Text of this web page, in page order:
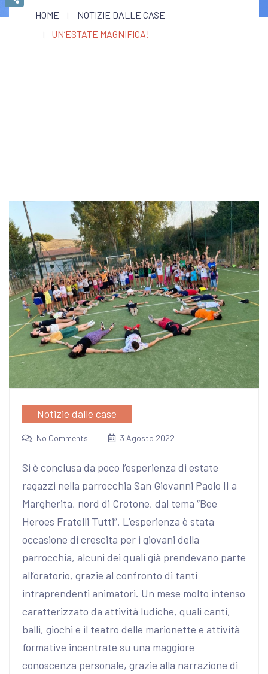
HOME
NOTIZIE DALLE CASE
UN’ESTATE MAGNIFICA!
Notizie dalle case
No Comments 3 Agosto 2022
Si è conclusa da poco l’esperienza di estate
ragazzi nella parrocchia San Giovanni Paolo II a
Margherita, nord di Crotone, dal tema “Bee
Heroes Fratelli Tutti”. L’esperienza è stata
occasione di crescita per i giovani della
parrocchia, alcuni dei quali già prendevano parte
all’oratorio, grazie al confronto di tanti
intraprendenti animatori. Un mese molto intenso
caratterizzato da attività ludiche, quali canti,
balli, giochi e il teatro delle marionette e attività
formative incentrate su una maggiore
conoscenza personale, grazie alla narrazione di
Condividi